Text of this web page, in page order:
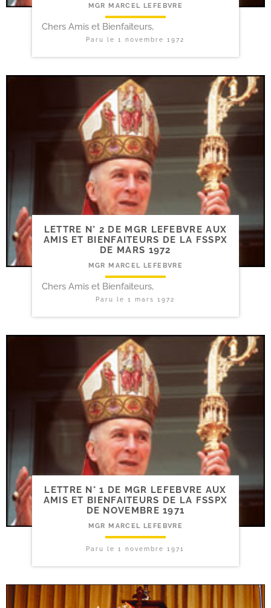
MGR MARCEL LEFEBVRE
Chers Amis et Bienfaiteurs,
Paru le1 novembre 1972
LETTRE N° 2 DE MGR LEFEBVRE AUX
AMIS ET BIENFAITEURS DE LA FSSPX
DE MARS 1972
MGR MARCEL LEFEBVRE
Chers Amis et Bienfaiteurs,
Paru le1 mars 1972
LETTRE N° 1 DE MGR LEFEBVRE AUX
AMIS ET BIENFAITEURS DE LA FSSPX
DE NOVEMBRE 1971
MGR MARCEL LEFEBVRE
Paru le1 novembre 1971